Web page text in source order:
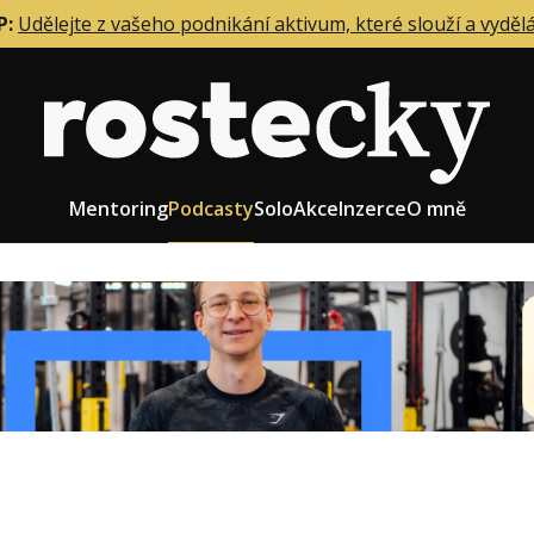
Udělejte z vašeho podnikání aktivum, které slouží a
MentoringPodcastySoloAkceInzerceO mně
firmy
zaměstnanců
Role zakladatele/CEO
Růst firmy